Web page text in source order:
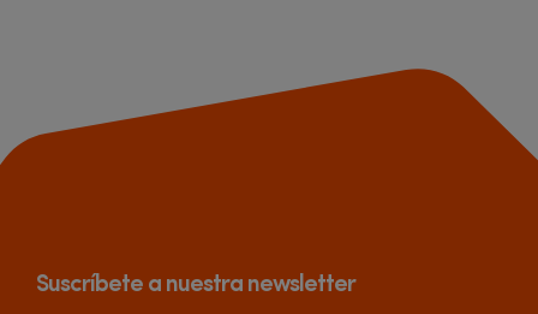
Suscríbete a nuestra newsletter